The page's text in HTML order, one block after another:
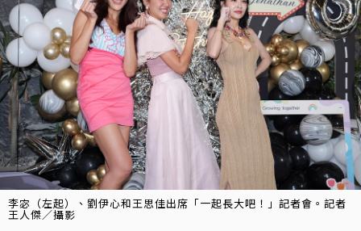
李宓（左起）、劉伊心和王思佳出席「一起長大吧！」記者會。記者
王人傑／攝影